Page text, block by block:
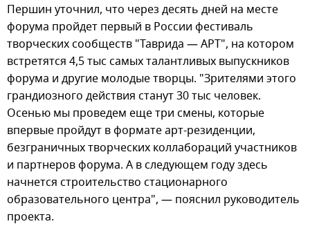
Першин уточнил, что через десять дней на месте
форума пройдет первый в России фестиваль
творческих сообществ "Таврида — АРТ", на котором
встретятся 4,5 тыс самых талантливых выпускников
форума и другие молодые творцы. "Зрителями этого
грандиозного действия станут 30 тыс человек.
Осенью мы проведем еще три смены, которые
впервые пройдут в формате арт-резиденции,
безграничных творческих коллабораций участников
и партнеров форума. А в следующем году здесь
начнется строительство стационарного
образовательного центра", — пояснил руководитель
проекта.